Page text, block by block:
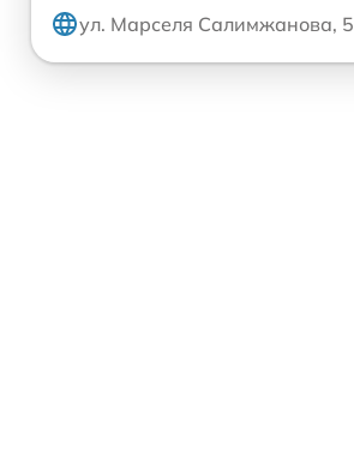
ул. Марселя Салимжанова, 5